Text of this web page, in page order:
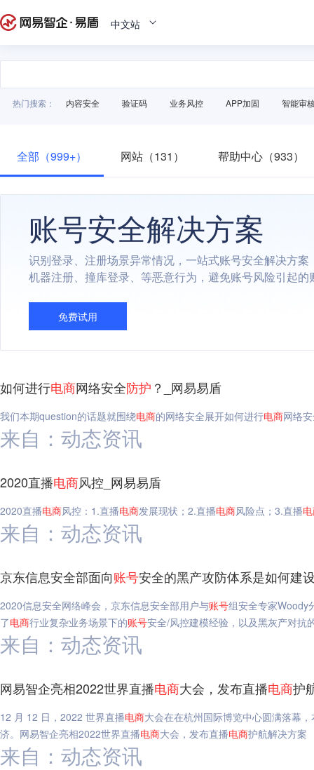
中文站
热门搜索： 内容安全 验证码 业务风控 APP加固 智能审
全部（999+） 网站（131） 帮助中心（933）
账号安全解决方案
识别登录、注册场景异常情况，一站式账号安全解决方案
机器注册、撞库登录、等恶意行为，避免账号风险引起的
免费试用
如何进行电商网络安全防护 ？_网易易盾
我们本期question的话题就围绕电商的网络安全展开如何进行电商网络
来自：动态资讯
2020直播电商风控_网易易盾
2020直播电商风控：1.直播电商发展现状；2.直播电商风险点；3.直播电
来自：动态资讯
京东信息安全部面向账号安全的黑产攻防体系是如何建
2020信息安全网络峰会，京东信息安全部用户与账号组安全专家Woody
了电商行业复杂业务场景下的账号安全/风控建模经验，以及黑灰产对抗
来自：动态资讯
网易智企亮相2022世界直播电商大会，发布直播电商护
12 月 12 日，2022 世界直播电商大会在在杭州国际博览中心圆满落幕，
济。网易智企亮相2022世界直播电商大会，发布直播电商护航解决方案
来自：动态资讯